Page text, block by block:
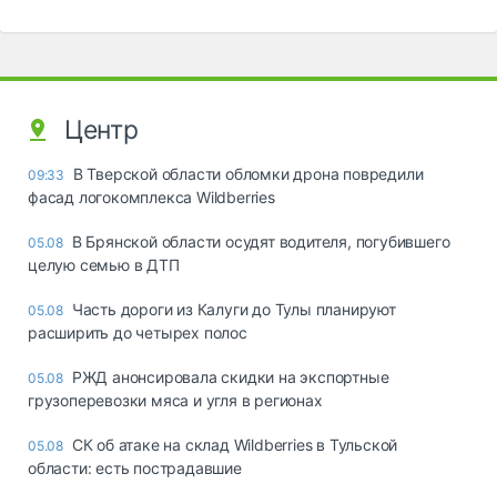
Центр
09:33
В Тверской области обломки дрона повредили
фасад логокомплекса Wildberries
05.08 В Брянской области осудят водителя, погубившего
целую семью в ДТП
05.08 Часть дороги из Калуги до Тулы планируют
расширить до четырех полос
05.08 РЖД анонсировала скидки на экспортные
грузоперевозки мяса и угля в регионах
05.08 СК об атаке на склад Wildberries в Тульской
области: есть пострадавшие